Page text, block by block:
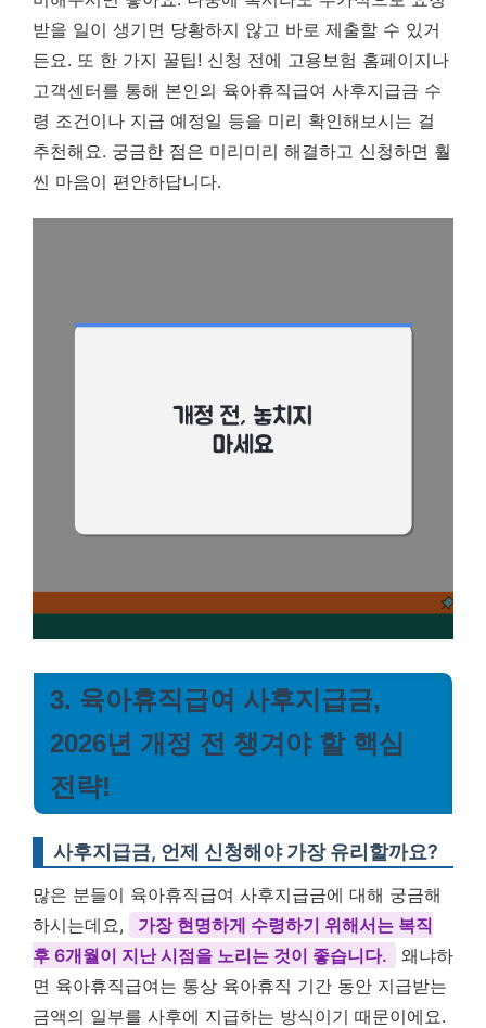
받을 일이 생기면 당황하지 않고 바로 제출할 수 있거
든요. 또 한 가지 꿀팁! 신청 전에 고용보험 홈페이지나
고객센터를 통해 본인의 육아휴직급여 사후지급금 수
령 조건이나 지급 예정일 등을 미리 확인해보시는 걸
추천해요. 궁금한 점은 미리미리 해결하고 신청하면 훨
씬 마음이 편안하답니다.
3. 육아휴직급여 사후지급금,
2026년 개정 전 챙겨야 할 핵심
전략!
사후지급금, 언제 신청해야 가장 유리할까요?
많은 분들이 육아휴직급여 사후지급금에 대해 궁금해
하시는데요,
가장 현명하게 수령하기 위해서는 복직
후 6개월이 지난 시점을 노리는 것이 좋습니다.
왜냐하
면 육아휴직급여는 통상 육아휴직 기간 동안 지급받는
금액의 일부를 사후에 지급하는 방식이기 때문이에요.